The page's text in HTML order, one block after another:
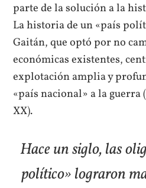
parte de la solución a la
La historia de un «país
Gaitán, que optó por no
económicas existentes,
explotación amplia y
«país nacional» a la guerra
XX).
Hace un siglo, las
político» lograron